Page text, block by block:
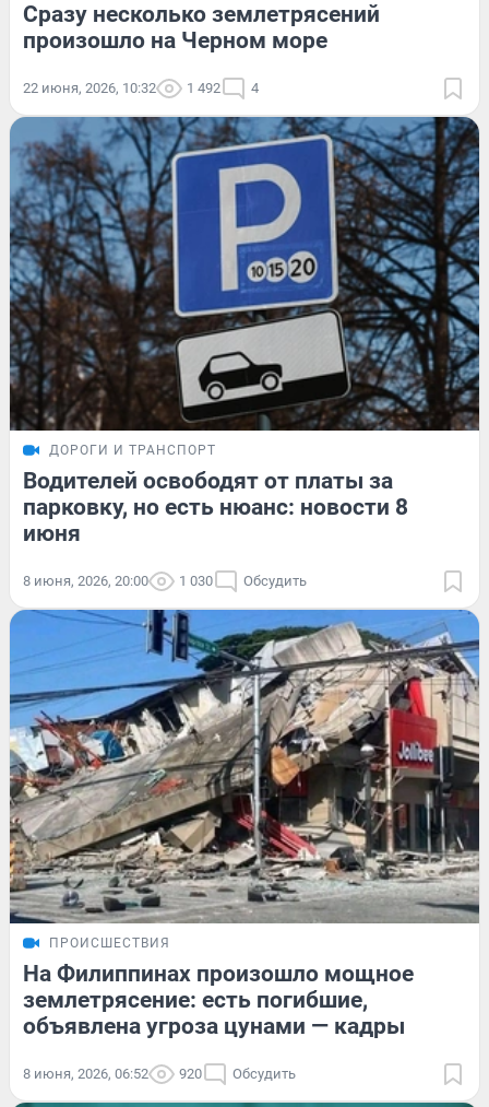
Сразу несколько землетрясений
произошло на Черном море
22 июня, 2026, 10:32 1 492 4
ДОРОГИ И ТРАНСПОРТ
Водителей освободят от платы за
парковку, но есть нюанс: новости 8
июня
8 июня, 2026, 20:00 1 030 Обсудить
ПРОИСШЕСТВИЯ
На Филиппинах произошло мощное
землетрясение: есть погибшие,
объявлена угроза цунами — кадры
8 июня, 2026, 06:52 920 Обсудить